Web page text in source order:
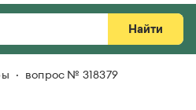
Найти
вопрос № 318379